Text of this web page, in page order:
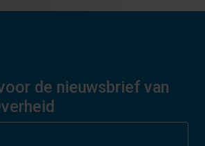
de nieuwsbrief van